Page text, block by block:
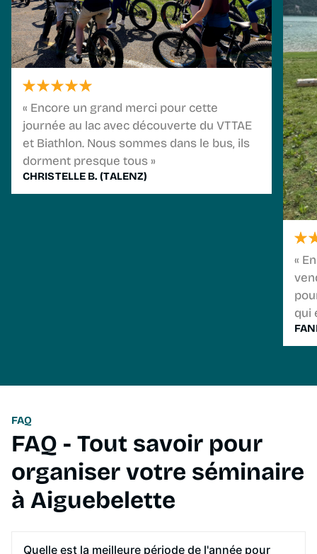
« Encore un grand merci pour cette
journée au lac avec découverte du VTTAE
et Biathlon. Nous sommes dans le bus, ils
dorment presque tous »
CHRISTELLE B. (TALENZ)
«
qui
FAQ
FAQ - Tout savoir pour
organiser votre séminaire
à Aiguebelette
Quelle est la meilleure période de l'année pour